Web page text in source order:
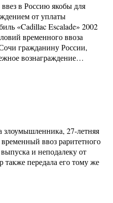
в Россию якобы для
от уплаты
«Cadillac Escalade» 2002
временного ввоза
гражданину России,
вознаграждение…
злоумышленника, 27-летняя
ввоз раритетного
и неподалеку от
передала его тому же